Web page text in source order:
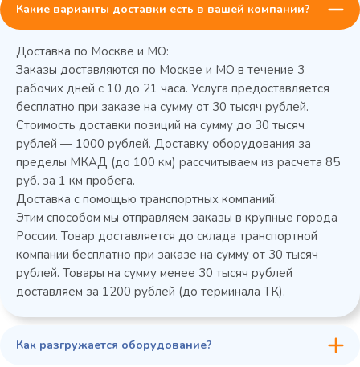
Колода разрубочная КР-5/5
45 900 ₽
Какие варианты доставки есть в вашей компании?
Доставка по Москве и МО:
Заказы доставляются по Москве и МО в течение 3
рабочих дней с 10 до 21 часа. Услуга предоставляется
бесплатно при заказе на сумму от 30 тысяч рублей.
Стоимость доставки позиций на сумму до 30 тысяч
рублей — 1000 рублей. Доставку оборудования за
пределы МКАД (до 100 км) рассчитываем из расчета 85
руб. за 1 км пробега.
Доставка с помощью транспортных компаний:
Этим способом мы отправляем заказы в крупные города
России. Товар доставляется до склада транспортной
компании бесплатно при заказе на сумму от 30 тысяч
рублей. Товары на сумму менее 30 тысяч рублей
доставляем за 1200 рублей (до терминала ТК).
Как разгружается оборудование?